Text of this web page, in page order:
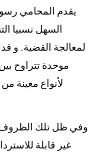
يقدم المحامي
السهل نسبيا
لمعالجة القضية. و
لأنواع معينة
وفي ظل تلك
غير قابلة